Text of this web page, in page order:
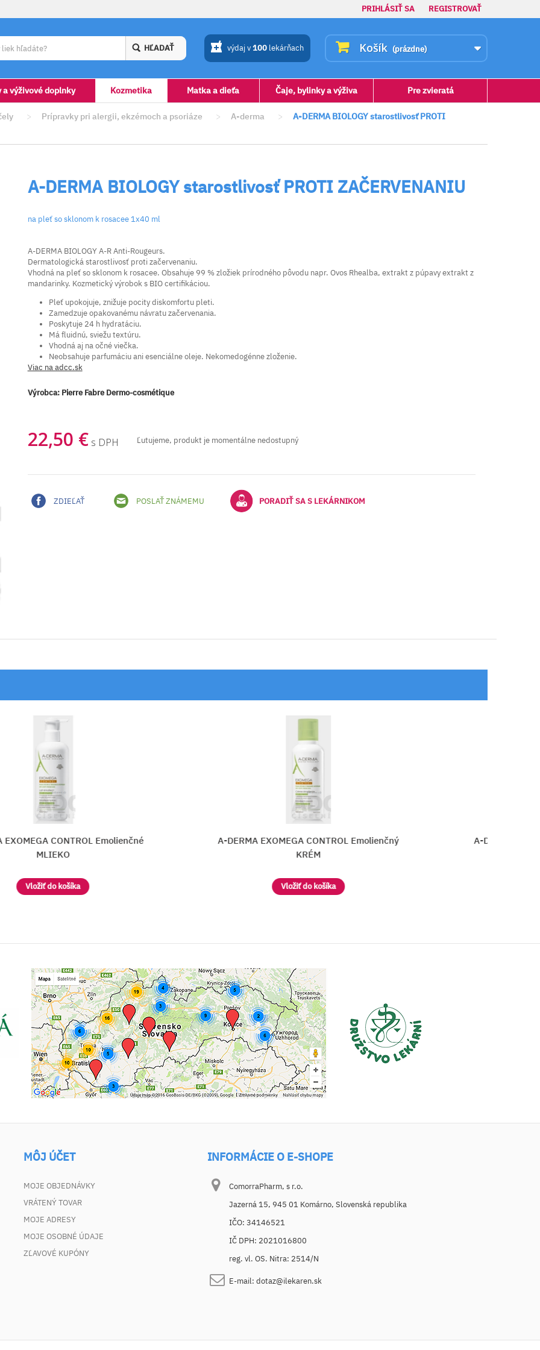
PRIHLÁSIŤ SA REGISTROVAŤ
Košík (prázdne)
HĽADAŤ výdaj v100 lekárňach
a výživové doplnky Kozmetika Matka a dieťa Čaje, bylinky a výživa Pre zvieratá
> Prípravky pri alergii, ekzémoch a psoriáze > A-derma >
A-DERMA BIOLOGY starostlivosť PROTI
A-DERMA BIOLOGY starostlivosť PROTI ZAČERVENANIU
na pleť so sklonom k rosacee 1x40 ml
A-DERMA BIOLOGY A-R Anti-Rougeurs.
Dermatologická starostlivosť proti začervenaniu.
Vhodná na pleť so sklonom k rosacee. Obsahuje 99 % zložiek prírodného pôvodu napr. Ovos Rhealba, extrakt z púpavy extrakt z
mandarinky. Kozmetický výrobok s BIO certifikáciou.
Pleť upokojuje, znižuje pocity diskomfortu pleti.
Zamedzuje opakovanému návratu začervenania.
Poskytuje 24 h hydratáciu.
Má fluidnú, sviežu textúru.
Vhodná aj na očné viečka.
Neobsahuje parfumáciu ani esenciálne oleje. Nekomedogénne zloženie.
Viac na adcc.sk
Výrobca: Pierre Fabre Dermo-cosmétique
22,50 € s DPH Ľutujeme, produkt je momentálne nedostupný
ZDIEĽAŤ POSLAŤ ZNÁMEMU PORADIŤ SA S LEKÁRNIKOM
Emolienčné
A-DERMA EXOMEGA CONTROL Emolienčný
A-DERMA CUTALGAN REFRESHING
MÔJ ÚČET
MOJE OBJEDNÁVKY
VRÁTENÝ TOVAR
MOJE ADRESY
MOJE OSOBNÉ ÚDAJE
ZĽAVOVÉ KUPÓNY
INFORMÁCIE O E-SHOPE
ComorraPharm, s r.o.
Jazerná 15, 945 01 Komárno, Slovenská republika
IČO: 34146521
IČ DPH: 2021016800
reg. vl. OS. Nitra: 2514/N
E-mail: dotaz@ilekaren.sk